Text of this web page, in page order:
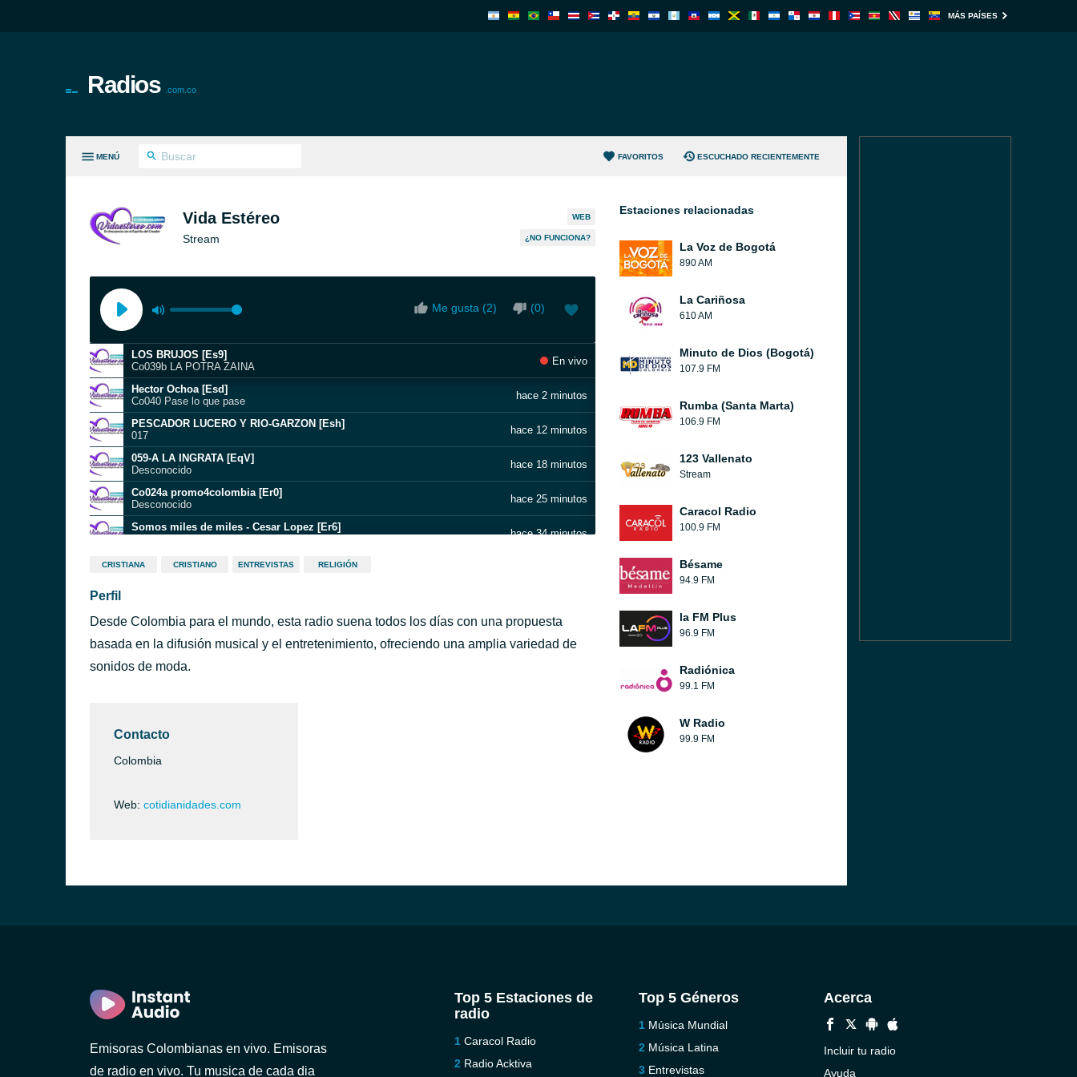
MÁS PAÍSES
Radios .com.co
MENÚ FAVORITOS ESCUCHADO RECIENTEMENTE
Vida Estéreo
Stream
WEB
¿NO FUNCIONA?
Me gusta (2) (0)
LOS BRUJOS [Es9]
Co039b LA POTRA ZAINA
En vivo
Hector Ochoa [Esd]
Co040 Pase lo que pase
hace 2 minutos
PESCADOR LUCERO Y RIO-GARZON [Esh]
017
hace 12 minutos
059-A LA INGRATA [EqV]
Desconocido
hace 18 minutos
Co024a promo4colombia [Er0]
Desconocido
hace 25 minutos
Somos miles de miles - Cesar Lopez [Er6]
hace 34 minutos
Co025e MUCHACHA DE RISA LOCA [Er8]
Colombiana [Era]
Co026 Todavia Creo
hace 52 minutos
Angelica - Billy Pontoni [Eri]
CRISTIANA CRISTIANO ENTREVISTAS RELIGIÓN
Perfil
Desde Colombia para el mundo, esta radio suena todos los días con una propuesta
basada en la difusión musical y el entretenimiento, ofreciendo una amplia variedad de
sonidos de moda.
Contacto
Colombia
Web: cotidianidades.com
Estaciones relacionadas
La Voz de Bogotá
890 AM
La Cariñosa
610 AM
Minuto de Dios (Bogotá)
107.9 FM
Rumba (Santa Marta)
106.9 FM
123 Vallenato
Stream
Caracol Radio
100.9 FM
Bésame
94.9 FM
la FM Plus
96.9 FM
Radiónica
99.1 FM
W Radio
99.9 FM
Emisoras Colombianas en vivo. Emisoras
de radio en vivo. Tu musica de cada dia
Top 5 Estaciones de
radio
Caracol Radio
Radio Acktiva
Top 5 Géneros
Música Mundial
Música Latina
Entrevistas
Acerca
Incluir tu radio
Ayuda